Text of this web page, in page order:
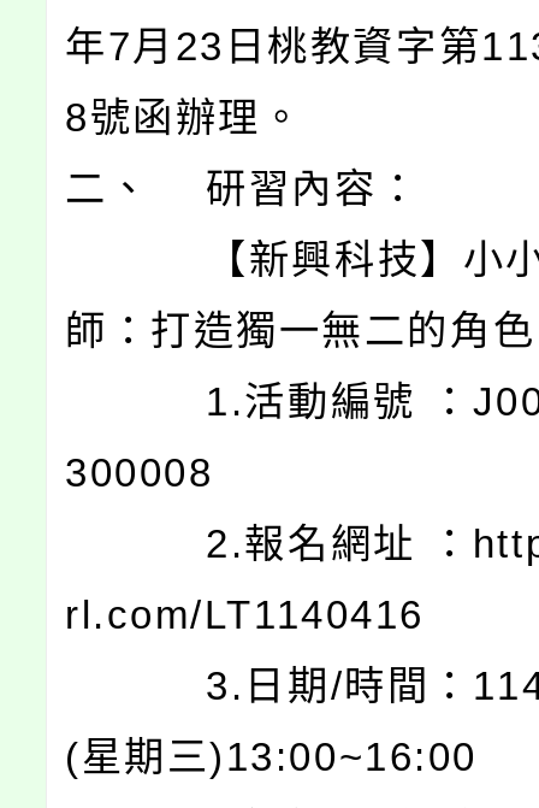
年7月23日桃教資字第
8號函辦理。
二、 研習內容：
【新興科技】小小
師：打造獨一無二的角
1.活動編號 ：
300008
2.報名網址 ：
rl.com/LT1140416
3.日期/時間：
(星期三)13:00~16:00